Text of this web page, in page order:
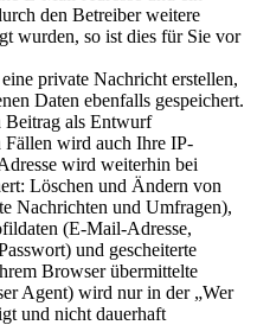
den Betreiber weitere
wurden, so ist dies für Sie vor
private Nachricht erstellen,
Daten ebenfalls gespeichert.
Beitrag als Entwurf
Fällen wird auch Ihre IP-
wird weiterhin bei
Löschen und Ändern von
Nachrichten und Umfragen),
(E-Mail-Adresse,
und gescheiterte
Browser übermittelte
Agent) wird nur in der „Wer
und nicht dauerhaft